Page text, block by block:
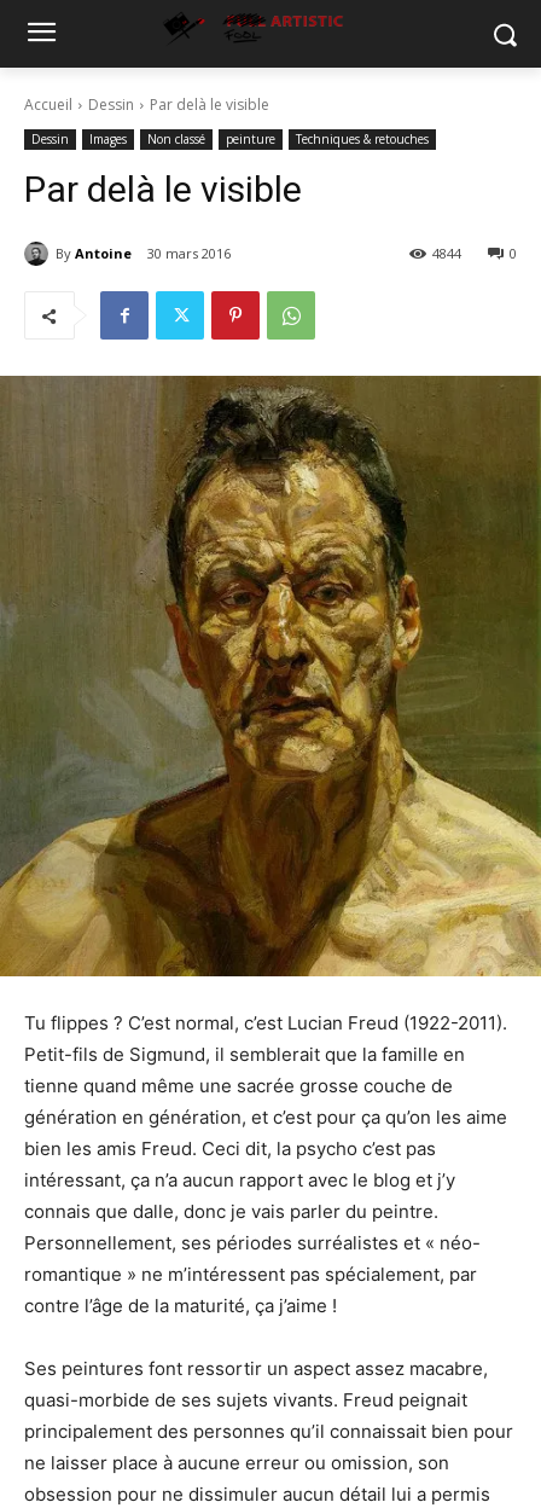
Accueil Dessin Par delà le visible
Dessin Images Non classé peinture Techniques & retouches
Par delà le visible
By Antoine 30 mars 2016 0
4844
Tu flippes ? C’est normal, c’est Lucian Freud (1922-2011).
Petit-fils de Sigmund, il semblerait que la famille en
tienne quand même une sacrée grosse couche de
génération en génération, et c’est pour ça qu’on les aime
bien les amis Freud. Ceci dit, la psycho c’est pas
intéressant, ça n’a aucun rapport avec le blog et j’y
connais que dalle, donc je vais parler du peintre.
Personnellement, ses périodes surréalistes et « néo-
romantique » ne m’intéressent pas spécialement, par
contre l’âge de la maturité, ça j’aime !
Ses peintures font ressortir un aspect assez macabre,
quasi-morbide de ses sujets vivants. Freud peignait
principalement des personnes qu’il connaissait bien pour
ne laisser place à aucune erreur ou omission, son
obsession pour ne dissimuler aucun détail lui a permis